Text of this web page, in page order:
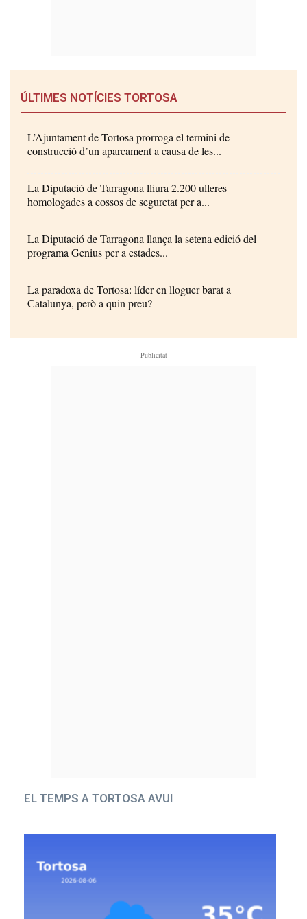
ÚLTIMES NOTÍCIES TORTOSA
L’Ajuntament de Tortosa prorroga el termini de
construcció d’un aparcament a causa de les...
La Diputació de Tarragona lliura 2.200 ulleres
homologades a cossos de seguretat per a...
La Diputació de Tarragona llança la setena edició del
programa Genius per a estades...
La paradoxa de Tortosa: líder en lloguer barat a
Catalunya, però a quin preu?
- Publicitat -
EL TEMPS A TORTOSA AVUI